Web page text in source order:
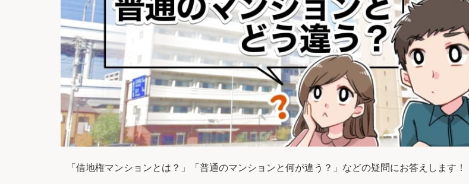
「借地権マンションとは？」「普通のマンションと何が違う？」などの疑問にお答えします！